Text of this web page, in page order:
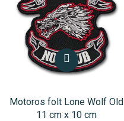
Motoros folt Lone Wolf Old
11 cm x 10 cm